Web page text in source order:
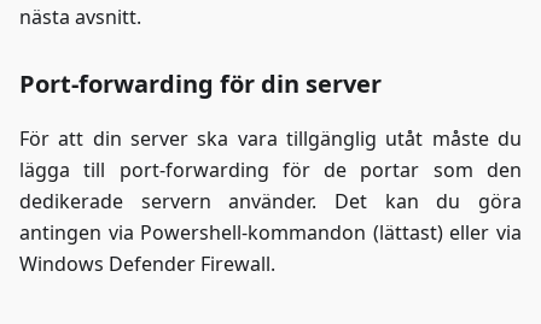
nästa avsnitt.
Port-forwarding för din server
För att din server ska vara tillgänglig utåt måste du
lägga till port-forwarding för de portar som den
dedikerade servern använder. Det kan du göra
antingen via Powershell-kommandon (lättast) eller via
Windows Defender Firewall.